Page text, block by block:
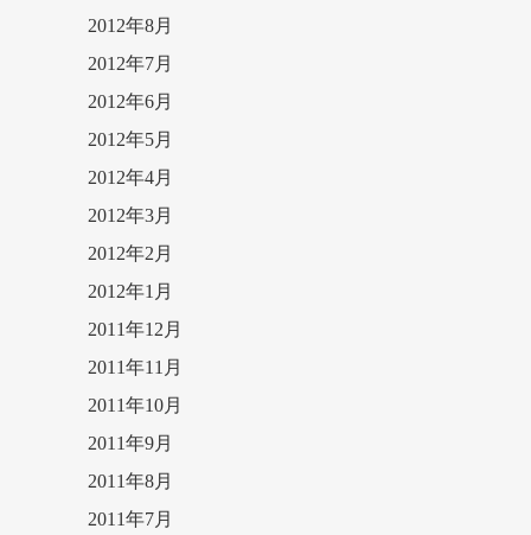
2012年8月
2012年7月
2012年6月
2012年5月
2012年4月
2012年3月
2012年2月
2012年1月
2011年12月
2011年11月
2011年10月
2011年9月
2011年8月
2011年7月